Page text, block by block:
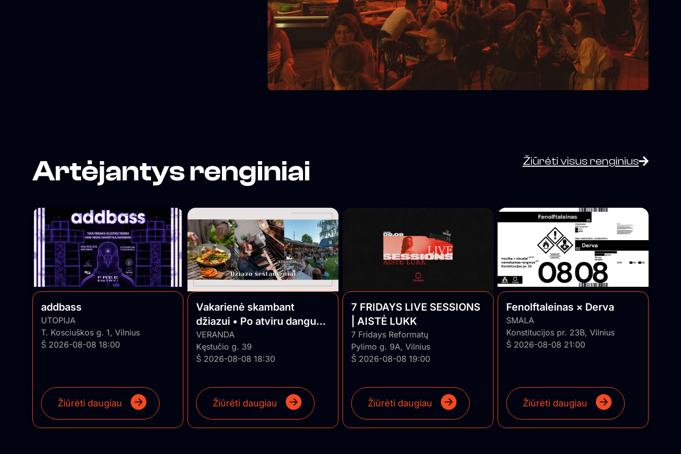
Artėjantys renginiai Žiūrėti visus renginius
addbass
UTOPIJA
T. Kosciuškos g. 1, Vilnius
Š 2026-08-08 18:00
Žiūrėti daugiau
Vakarienė skambant
džiazui • Po atviru dangumi
• Piano Jazz
VERANDA
Kęstučio g. 39
Š 2026-08-08 18:30
Žiūrėti daugiau
7 FRIDAYS LIVE SESSIONS
| AISTĖ LUKK
7 Fridays Reformatų
Pylimo g. 9A, Vilnius
Š 2026-08-08 19:00
Žiūrėti daugiau
Fenolftaleinas × Derva
SMALA
Konstitucijos pr. 23B, Vilnius
Š 2026-08-08 21:00
Žiūrėti daugiau